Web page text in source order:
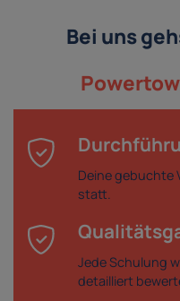
Bei uns
Deine
statt.
Jede Schulung
detailliert